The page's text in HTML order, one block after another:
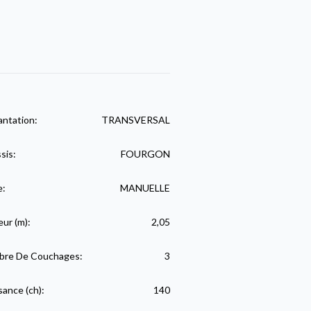
TRANSVERSAL
FOURGON
MANUELLE
(m): 2,05
De Couchages: 3
(ch): 140